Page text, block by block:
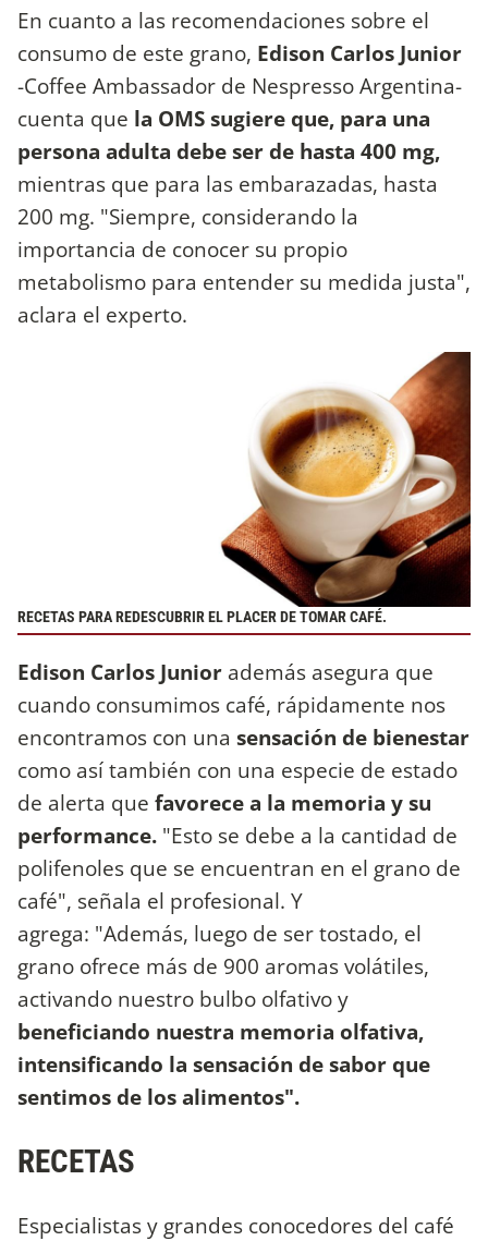
En cuanto a las recomendaciones sobre el
consumo de este grano, Edison Carlos Junior
-Coffee Ambassador de Nespresso Argentina-
cuenta que la OMS sugiere que, para una
persona adulta debe ser de hasta 400 mg,
mientras que para las embarazadas, hasta
200 mg. "Siempre, considerando la
importancia de conocer su propio
metabolismo para entender su medida justa",
aclara el experto.
RECETAS PARA REDESCUBRIR EL PLACER DE TOMAR CAFÉ.
Edison Carlos Junior además asegura que
cuando consumimos café, rápidamente nos
encontramos con una sensación de bienestar
como así también con una especie de estado
de alerta que favorece a la memoria y su
performance. "Esto se debe a la cantidad de
polifenoles que se encuentran en el grano de
café", señala el profesional. Y
agrega: "Además, luego de ser tostado, el
grano ofrece más de 900 aromas volátiles,
activando nuestro bulbo olfativo y
beneficiando nuestra memoria olfativa,
intensificando la sensación de sabor que
sentimos de los alimentos".
RECETAS
Especialistas y grandes conocedores del café